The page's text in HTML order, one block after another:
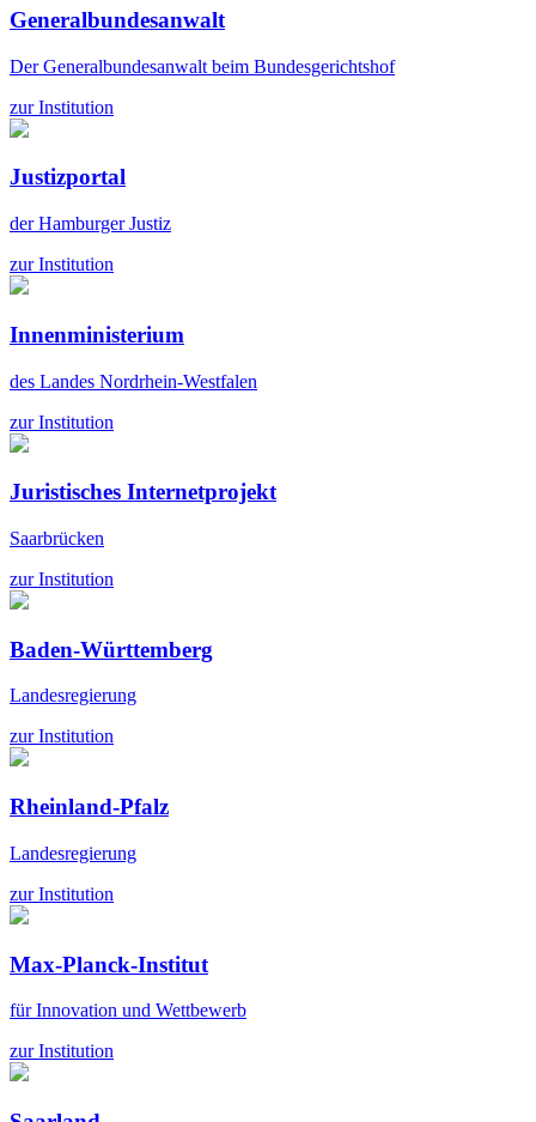
Generalbundesanwalt
Der Generalbundesanwalt beim Bundesgerichtshof
zur Institution
Justizportal
der Hamburger Justiz
zur Institution
Innenministerium
des Landes Nordrhein-Westfalen
zur Institution
Juristisches Internetprojekt
Saarbrücken
zur Institution
Baden-Württemberg
Landesregierung
zur Institution
Rheinland-Pfalz
Landesregierung
zur Institution
Max-Planck-Institut
für Innovation und Wettbewerb
zur Institution